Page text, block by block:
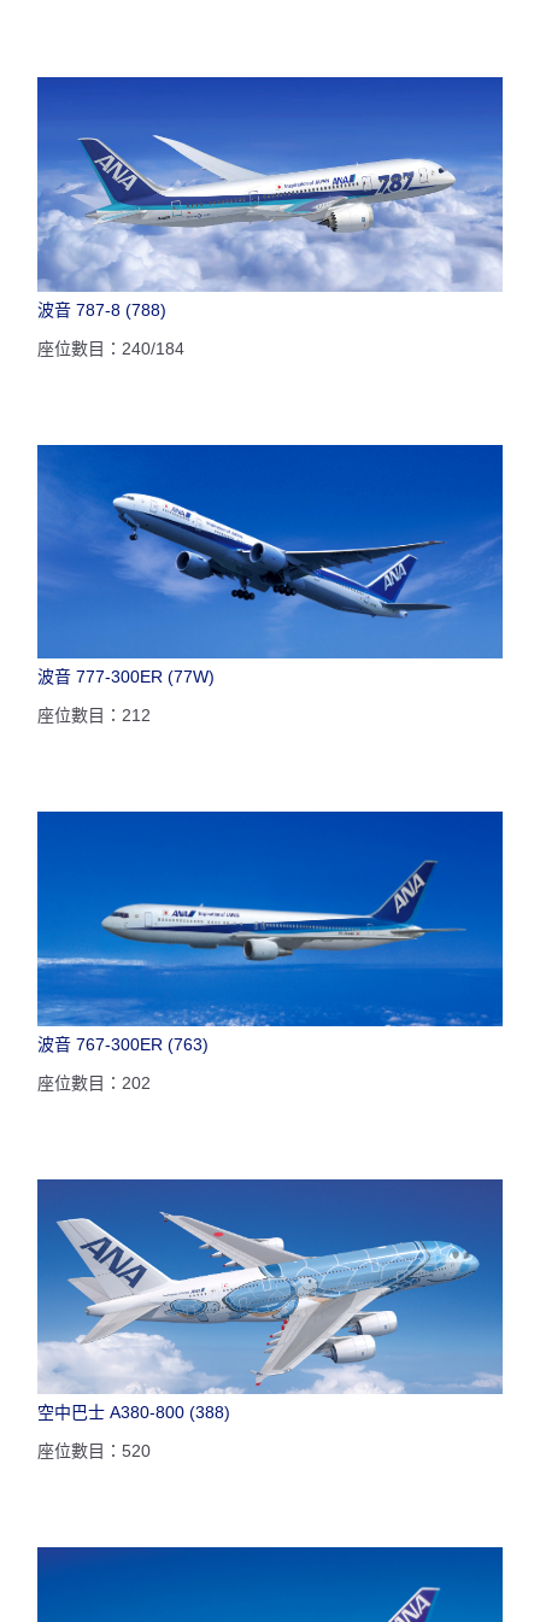
波音 787-8 (788)
座位數目：240/184
波音 777-300ER (77W)
座位數目：212
波音 767-300ER (763)
座位數目：202
空中巴士 A380-800 (388)
座位數目：520